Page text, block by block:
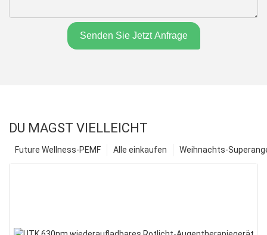
Senden Sie Jetzt Anfrage
DU MAGST VIELLEICHT
Weihnachts-
Alle einkaufen
Future Wellness-PEMF